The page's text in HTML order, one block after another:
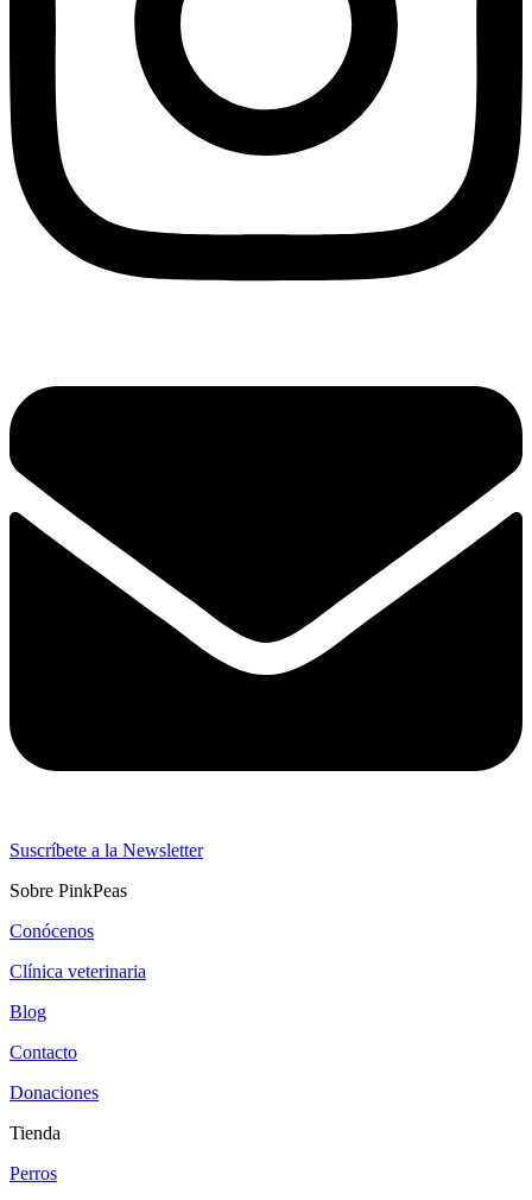
Suscríbete a la Newsletter
Sobre PinkPeas
Conócenos
Clínica veterinaria
Blog
Contacto
Donaciones
Tienda
Perros